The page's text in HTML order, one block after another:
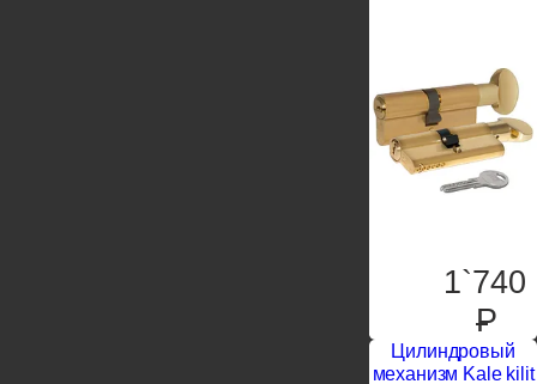
1`740
P
Цилиндровый
механизм Kale kilit